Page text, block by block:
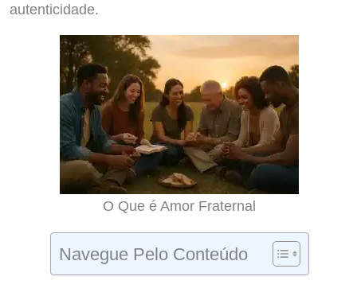
autenticidade.
O Que é Amor Fraternal
Navegue Pelo Conteúdo